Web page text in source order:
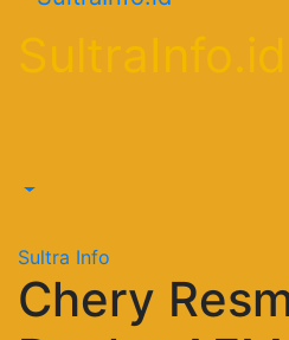
SultraInfo.id
Sultra Info
Chery